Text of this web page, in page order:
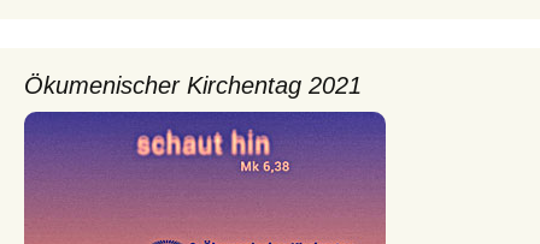
Ökumenischer Kirchentag 2021